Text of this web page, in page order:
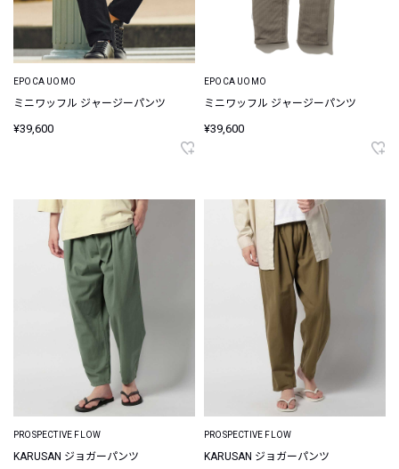
EPOCA UOMO
ミニワッフル ジャージーパンツ
¥39,600
EPOCA UOMO
ミニワッフル ジャージーパンツ
¥39,600
PROSPECTIVE FLOW
KARUSAN ジョガーパンツ
PROSPECTIVE FLOW
KARUSAN ジョガーパンツ